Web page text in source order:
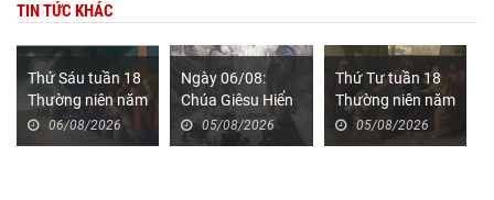
TIN TỨC KHÁC
Thứ Sáu tuần 18
Thường niên năm
II (Mt 16,24-28)
06/08/2026
Ngày 06/08:
Chúa Giêsu Hiển
Dung năm A –
Đến với Chúa (Mt
05/08/2026
Thứ Tư tuần 18
Thường niên năm
II (Mt 15,21-28)
05/08/2026